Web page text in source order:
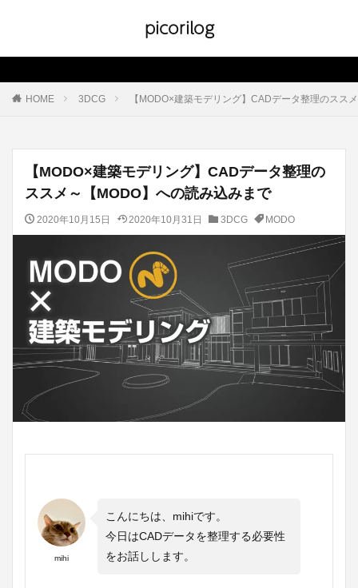
picorilog
HOME 3DCG 【MODO×建築モデリング】CADデータ整理のスス
【MODO×建築モデリング】CADデータ整理の
ススメ～【MODO】への読み込みまで
2020年10月15日 2020年10月31日 3DCG MODO
mihi
こんにちは、mihiです。
今日はCADデータを整理する必要性
をお話しします。